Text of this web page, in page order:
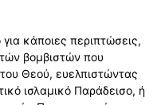
κάποιες περιπτώσεις,
βομβιστών που
Θεού, ευελπιστώντας
ισλαμικό Παράδεισο, ή